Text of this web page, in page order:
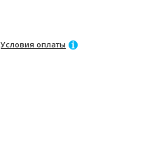
Условия оплаты